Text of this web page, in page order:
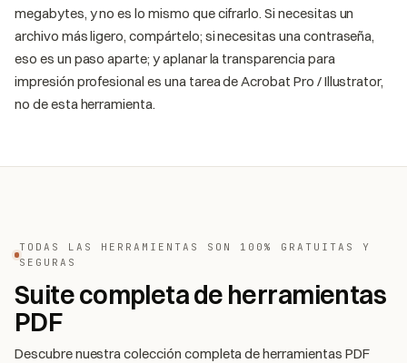
megabytes, y no es lo mismo que cifrarlo. Si necesitas un
archivo más ligero, compártelo; si necesitas una contraseña,
eso es un paso aparte; y aplanar la transparencia para
impresión profesional es una tarea de Acrobat Pro / Illustrator,
no de esta herramienta.
TODAS LAS HERRAMIENTAS SON 100% GRATUITAS Y
SEGURAS
Suite completa de herramientas
PDF
Descubre nuestra colección completa de herramientas PDF